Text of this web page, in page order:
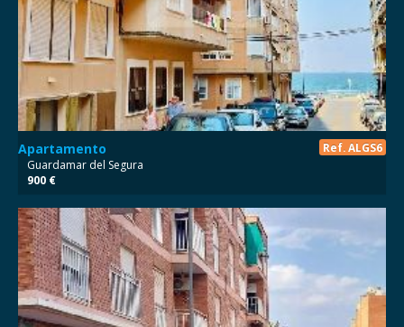
Apartamento Ref. ALGS6
Guardamar del Segura
900 €